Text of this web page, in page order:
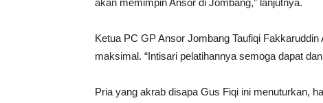
akan memimpin Ansor di Jombang,” lanjutnya.
Ketua PC GP Ansor Jombang Taufiqi
maksimal. “Intisari pelatihannya semoga dapat
Pria yang akrab disapa Gus Fiqi ini menuturkan,